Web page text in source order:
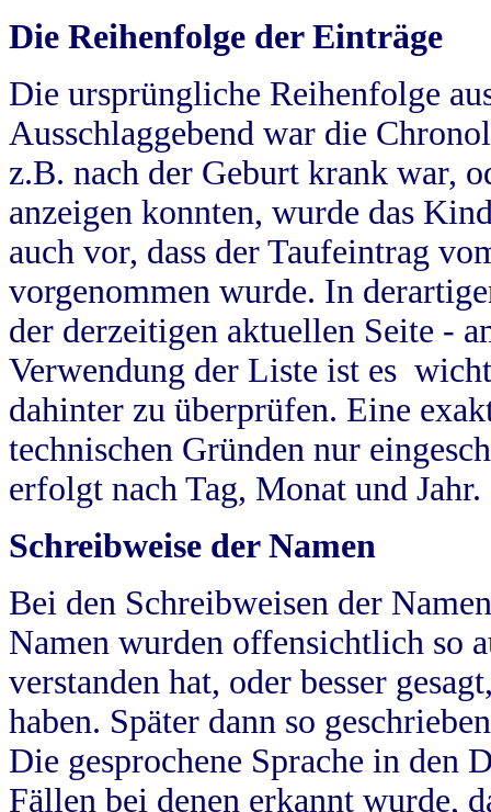
Die Reihenfolge der Einträge
Die ursprüngliche Reihenfolge
Ausschlaggebend war die
z.B. nach der Geburt krank war,
anzeigen konnten, wurde das
auch vor, dass der Taufeintrag
vorgenommen wurde. In
der derzeitigen aktuellen Seite -
Verwendung der Liste ist es
dahinter zu überprüfen. Eine
technischen Gründen nur
erfolgt nach Tag, Monat und Jahr.
Schreibweise der Namen
Bei den Schreibweisen der
Namen wurden offensichtlich so
verstanden hat, oder besser
haben. Später dann so
Die gesprochene Sprache in
Fällen bei denen erkannt wurde,